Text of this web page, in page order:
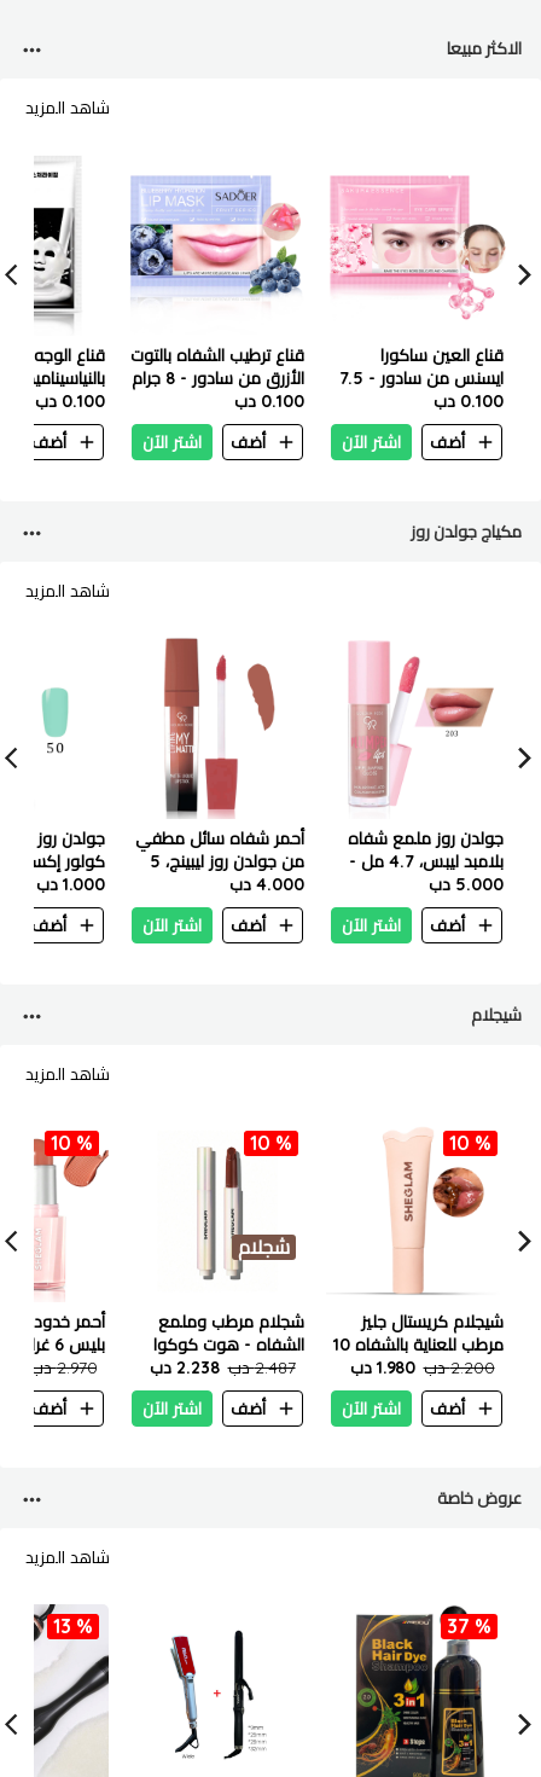
الاكثر مبيعا
شاهد المزيد
قناع العين ساكورا
ايسنس من سادور - 7.5
جم
0.100 دب
أضف
اشتر الآن
قناع ترطيب الشفاه بالتوت
الأزرق من سادور - 8 جرام
0.100 دب
أضف
اشتر الآن
قناع الوجه
بالنياسيناميد
25 مل
0.100 دب
أضف
مكياج جولدن روز
شاهد المزيد
جولدن روز ملمع شفاه
بلامبد ليبس، 4.7 مل -
رقم 203
5.000 دب
أضف
اشتر الآن
أحمر شفاه سائل مطفي
من جولدن روز ليبينج، 5
مل - 22
4.000 دب
أضف
اشتر الآن
- 50
1.000 دب
أضف
شيجلام
شاهد المزيد
10 %
شيجلام كريستال جليز
مرطب للعناية بالشفاه 10
مل - كوكيز الكاكاو
2.200 دب
1.980 دب
أضف
اشتر الآن
شجلام
10 %
شجلام مرطب وملمع
الشفاه - هوت كوكوا
2.487 دب
2.238 دب
أضف
اشتر الآن
10 %
أحمر خدود
بليس 6
هاش
2.970 دب
أضف
عروض خاصة
شاهد المزيد
37 %
13 %